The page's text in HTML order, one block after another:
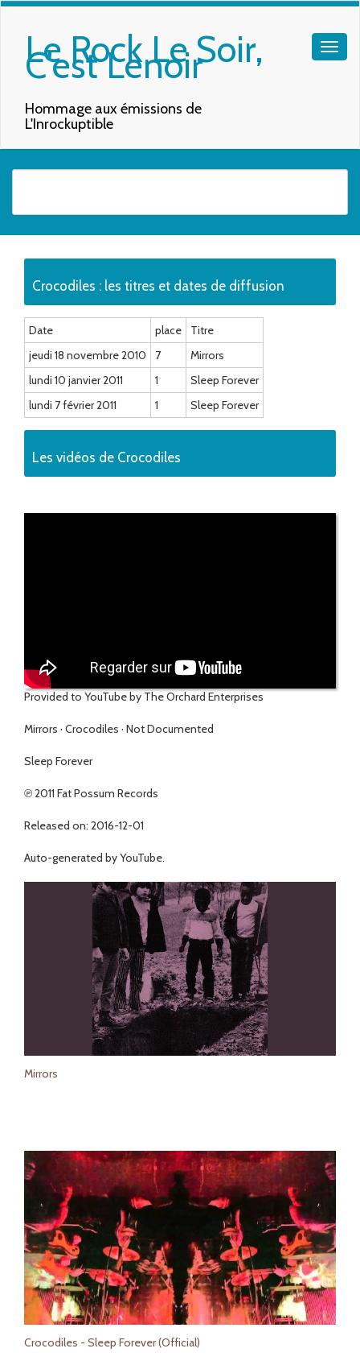
Le Rock Le Soir,
C'est Lenoir
Hommage aux émissions de
L'Inrockuptible
Crocodiles : les titres et dates de diffusion
Date place
Titre
jeudi 18 novembre 2010
7
Mirrors
lundi 10 janvier 2011
1
Sleep Forever
lundi 7 février 2011
1 Sleep Forever
Les vidéos de Crocodiles
Provided to YouTube by The Orchard Enterprises
Mirrors · Crocodiles · Not Documented
Sleep Forever
℗ 2011 Fat Possum Records
Released on: 2016-12-01
Auto-generated by YouTube.
Mirrors
Crocodiles - Sleep Forever (Official)